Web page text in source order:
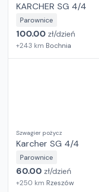
KARCHER SG 4/4
Parownice
100.00 zł/dzień
+243 km Bochnia
Szwagier pożycz
Karcher SG 4/4
Parownice
60.00 zł/dzień
+250 km Rzeszów